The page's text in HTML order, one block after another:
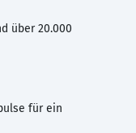
über 20.000
für ein